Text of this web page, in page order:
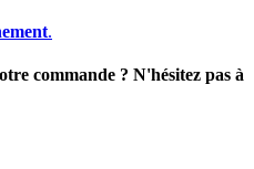
.
commande ? N'hésitez pas à